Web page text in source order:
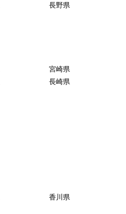
長野県
宮崎県
長崎県
香川県